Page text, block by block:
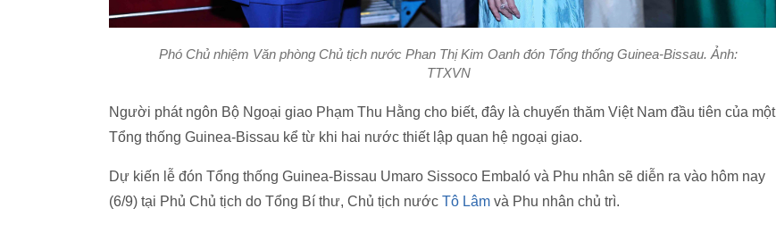
Phó Chủ nhiệm Văn phòng Chủ tịch nước Phan Thị Kim Oanh đón Tổng thống Guinea-Bissau. Ảnh:
TTXVN
Người phát ngôn Bộ Ngoại giao Phạm Thu Hằng cho biết, đây là chuyến thăm Việt Nam đầu tiên của một
Tổng thống Guinea-Bissau kể từ khi hai nước thiết lập quan hệ ngoại giao.
Dự kiến lễ đón Tổng thống Guinea-Bissau Umaro Sissoco Embaló và Phu nhân sẽ diễn ra vào hôm nay
(6/9) tại Phủ Chủ tịch do Tổng Bí thư, Chủ tịch nước Tô Lâm và Phu nhân chủ trì.